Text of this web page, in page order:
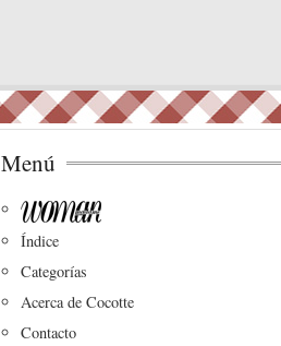
Menú
Índice
Categorías
Acerca de Cocotte
Contacto